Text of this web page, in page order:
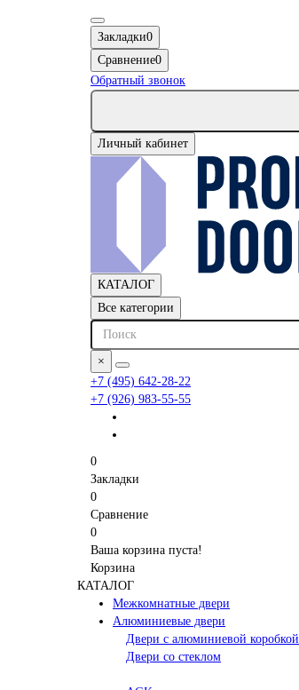
Закладки0
Сравнение0
Обратный звонок
Личный кабинет
КАТАЛОГ
Все категории
×
+7 (495) 642-28-22
+7 (926) 983-55-55
0
Закладки
0
Сравнение
0
Ваша корзина пуста!
Корзина
КАТАЛОГ
Межкомнатные двери
Алюминиевые двери
Двери с алюминиевой коробкой
Двери со стеклом